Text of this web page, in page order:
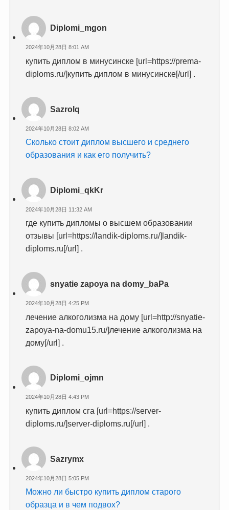
Diplomi_mgon
2024年10月28日 8:01 AM
купить диплом в минусинске [url=https://prema-
diploms.ru/]купить диплом в минусинске[/url] .
Sazrolq
2024年10月28日 8:02 AM
Сколько стоит диплом высшего и среднего
образования и как его получить?
Diplomi_qkKr
2024年10月28日 11:32 AM
где купить дипломы о высшем образовании
отзывы [url=https://landik-diploms.ru/]landik-
diploms.ru[/url] .
snyatie zapoya na domy_baPa
2024年10月28日 4:25 PM
лечение алкоголизма на дому [url=http://snyatie-
zapoya-na-domu15.ru/]лечение алкоголизма на
дому[/url] .
Diplomi_ojmn
2024年10月28日 4:43 PM
купить диплом сга [url=https://server-
diploms.ru/]server-diploms.ru[/url] .
Sazrymx
2024年10月28日 5:05 PM
Можно ли быстро купить диплом старого
образца и в чем подвох?